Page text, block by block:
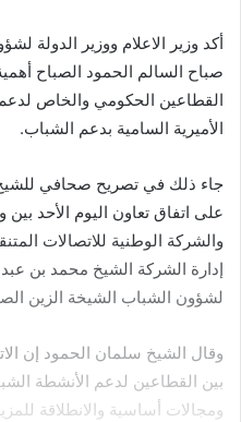
أكد وزير الاعلام ووزير الدولة
صباح السالم الحمود الصباح
القطاعين الحكومي والخاص لدعم
الأميرية السامية بدعم الشباب.
جاء ذلك في تصريح صحافي
على اتفاق تعاون اليوم الأحد
والشركة الوطنية للاتصالات
إدارة الشركة الشيخ محمد بن
لشؤون الشباب الشيخة الزين
وقال الشيخ سلمان الحمود إن
بين القطاعين لدعم الأنشطة
ومجالات أساسية والانطلاقة